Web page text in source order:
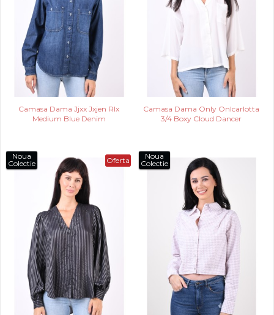
Camasa Dama Jjxx Jxjen Rlx
Medium Blue Denim
Camasa Dama Only Onlcarlotta
3/4 Boxy Cloud Dancer
Oferta
Noua
Colectie
Noua
Colectie